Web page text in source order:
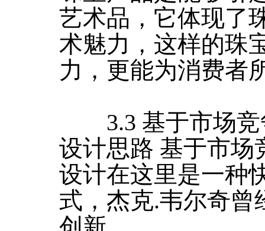
艺术品，它体现了
术魅力，这样的珠
力，更能为消费者
3.3 基于市场竞
设计思路 基于市场
设计在这里是一种
式，杰克.韦尔奇曾